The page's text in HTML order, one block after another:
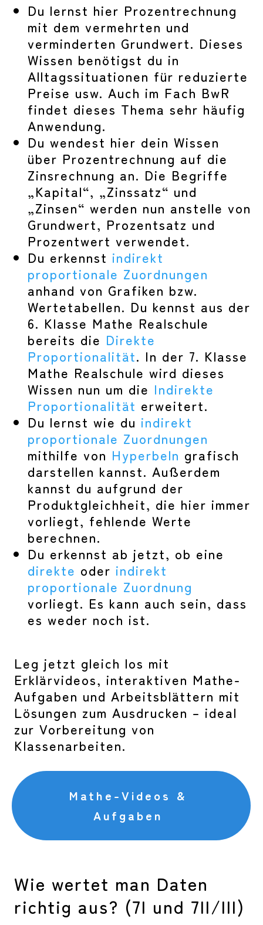
Du lernst hier Prozentrechnung
mit dem vermehrten und
verminderten Grundwert. Dieses
Wissen benötigst du in
Alltagssituationen für reduzierte
Preise usw. Auch im Fach BwR
findet dieses Thema sehr häufig
Anwendung.
Du wendest hier dein Wissen
über Prozentrechnung auf die
Zinsrechnung an. Die Begriffe
„Kapital“, „Zinssatz“ und
„Zinsen“ werden nun anstelle von
Grundwert, Prozentsatz und
Prozentwert verwendet.
Du erkennst indirekt
proportionale Zuordnungen
anhand von Grafiken bzw.
Wertetabellen. Du kennst aus der
6. Klasse Mathe Realschule
bereits die Direkte
Proportionalität. In der 7. Klasse
Mathe Realschule wird dieses
Wissen nun um die Indirekte
Proportionalität erweitert.
Du lernst wie du indirekt
proportionale Zuordnungen
mithilfe von Hyperbeln grafisch
darstellen kannst. Außerdem
kannst du aufgrund der
Produktgleichheit, die hier immer
vorliegt, fehlende Werte
berechnen.
Du erkennst ab jetzt, ob eine
direkte oder indirekt
proportionale Zuordnung
vorliegt. Es kann auch sein, dass
es weder noch ist.
Leg jetzt gleich los mit
Erklärvideos, interaktiven Mathe-
Aufgaben und Arbeitsblättern mit
Lösungen zum Ausdrucken – ideal
zur Vorbereitung von
Klassenarbeiten.
Mathe-Videos &
Aufgaben
Wie wertet man Daten
richtig aus? (7I und 7II/III)